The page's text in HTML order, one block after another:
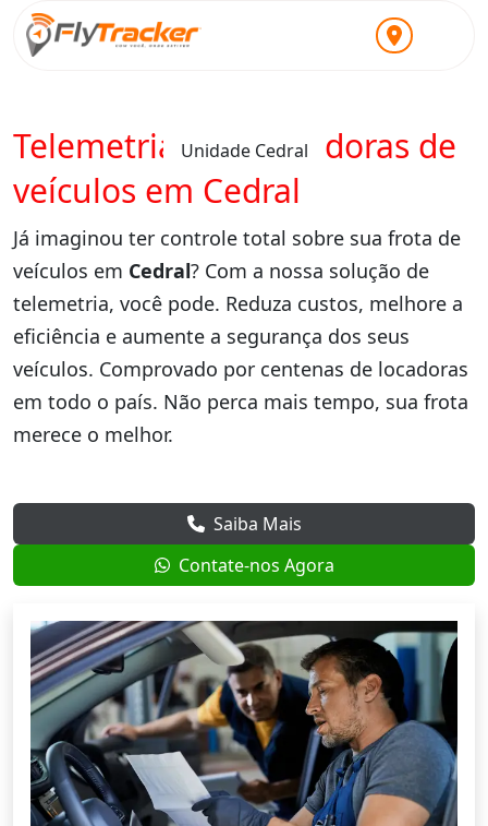
Unidade Cedral
Telemetria para locadoras de
veículos em Cedral
Já imaginou ter controle total sobre sua frota de
veículos em Cedral? Com a nossa solução de
telemetria, você pode. Reduza custos, melhore a
eficiência e aumente a segurança dos seus
veículos. Comprovado por centenas de locadoras
em todo o país. Não perca mais tempo, sua frota
merece o melhor.
Saiba Mais
Contate-nos Agora